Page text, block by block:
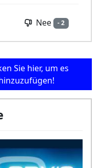
Nee - 2
Sie hier, um es